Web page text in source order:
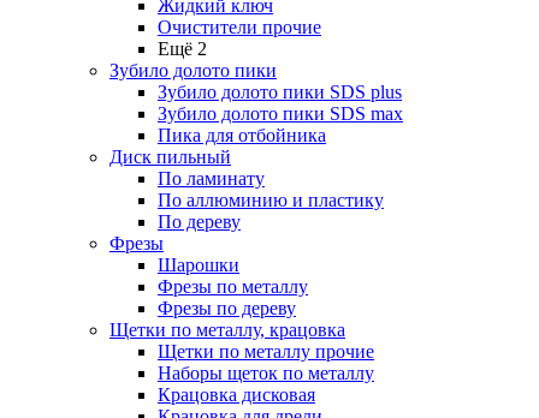
Жидкий ключ
Очистители прочие
Ещё 2
Зубило долото пики
Зубило долото пики SDS plus
Зубило долото пики SDS max
Пика для отбойника
Диск пильный
По ламинату
По аллюминию и пластику
По дереву
Фрезы
Шарошки
Фрезы по металлу
Фрезы по дереву
Щетки по металлу, крацовка
Щетки по металлу прочие
Наборы щеток по металлу
Крацовка дисковая